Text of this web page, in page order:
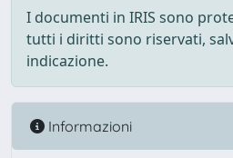
I documenti in IRIS sono
tutti i diritti sono riservati,
indicazione.
Informazioni